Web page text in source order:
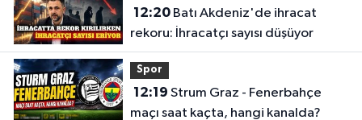
12:20Batı Akdeniz'de ihracat
rekoru: İhracatçı sayısı düşüyor
Spor
12:19
maçı saat kaçta, hangi kanalda?